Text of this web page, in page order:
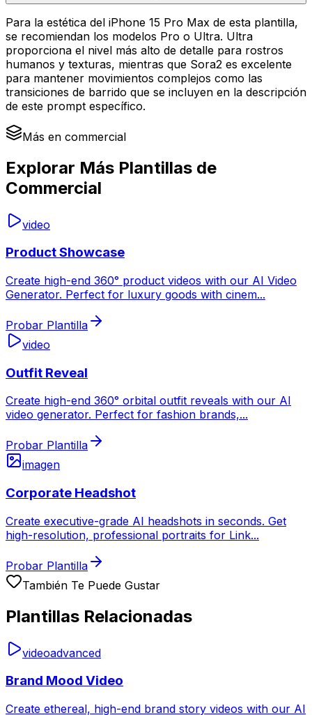
Para la estética del iPhone 15 Pro Max de esta plantilla,
se recomiendan los modelos Pro o Ultra. Ultra
proporciona el nivel más alto de detalle para rostros
humanos y texturas, mientras que Sora2 es excelente
para mantener movimientos complejos como las
transiciones de barrido que se incluyen en la descripción
de este prompt específico.
Más en commercial
Explorar Más Plantillas de
Commercial
video
Product Showcase
Create high-end 360° product videos with our AI Video
Generator. Perfect for luxury goods with cinem...
Probar Plantilla
video
Outfit Reveal
Create high-end 360° orbital outfit reveals with our AI
video generator. Perfect for fashion brands,...
Probar Plantilla
imagen
Corporate Headshot
Create executive-grade AI headshots in seconds. Get
high-resolution, professional portraits for Link...
Probar Plantilla
También Te Puede Gustar
Plantillas Relacionadas
videoadvanced
Brand Mood Video
Create ethereal, high-end brand story videos with our AI